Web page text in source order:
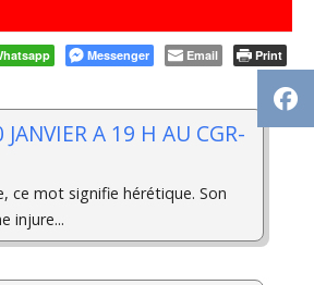
Messenger Email Print
A 19 H AU CGR-
ce mot signifie hérétique. Son
injure...